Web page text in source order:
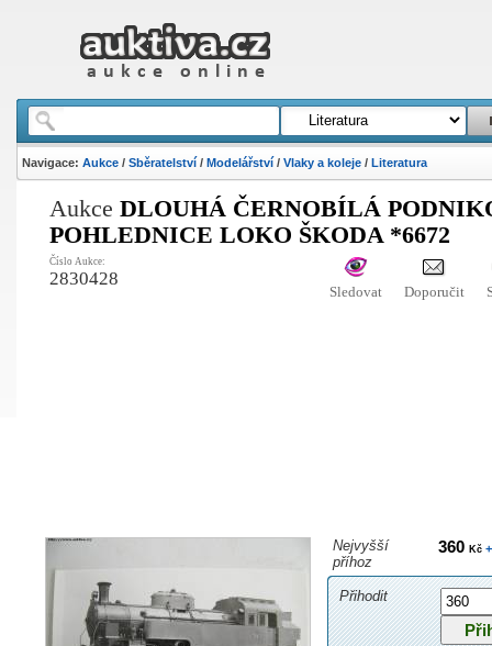
Navigace: Aukce/ Sběratelství/ Modelářství/ Vlaky a koleje/ Literatura
Aukce DLOUHÁ ČERNOBÍLÁ
POHLEDNICE LOKO ŠKODA *6672
Číslo Aukce:
2830428
Sledovat Doporučit
Nejvyšší
příhoz
360 Kč+
Přihodit